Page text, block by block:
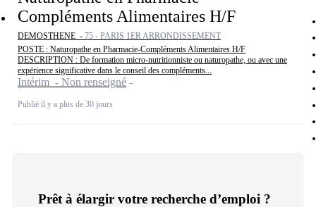
Compléments Alimentaires H/F
DEMOSTHENE - 75 - PARIS 1ER ARRONDISSEMENT
POSTE : Naturopathe en Pharmacie-Compléments Alimentaires H/F
DESCRIPTION : De formation micro-nutritionniste ou naturopathe, ou avec une
expérience significative dans le conseil des compléments...
Intérim - Non renseigné
Publié il y a plus de 30 jours
Prêt à élargir votre recherche d’emploi ?